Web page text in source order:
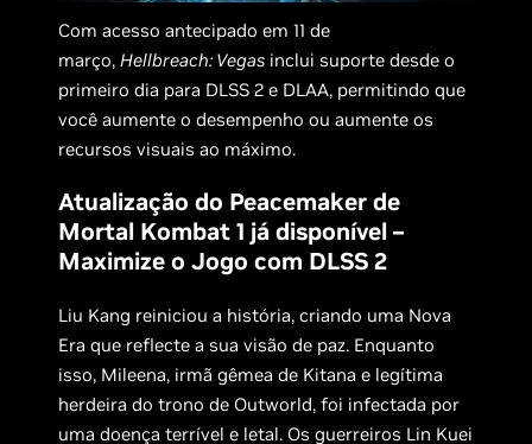
Com acesso antecipado em 11 de
março, Hellbreach: Vegas inclui suporte desde o
primeiro dia para DLSS 2 e DLAA, permitindo que
você aumente o desempenho ou aumente os
recursos visuais ao máximo.
Atualização do Peacemaker de
Mortal Kombat 1 já disponível –
Maximize o Jogo com DLSS 2
Liu Kang reiniciou a história, criando uma Nova
Era que reflecte a sua visão de paz. Enquanto
isso, Mileena, irmã gêmea de Kitana e legítima
herdeira do trono de Outworld, foi infectada por
uma doença terrível e letal. Os guerreiros Lin Kuei